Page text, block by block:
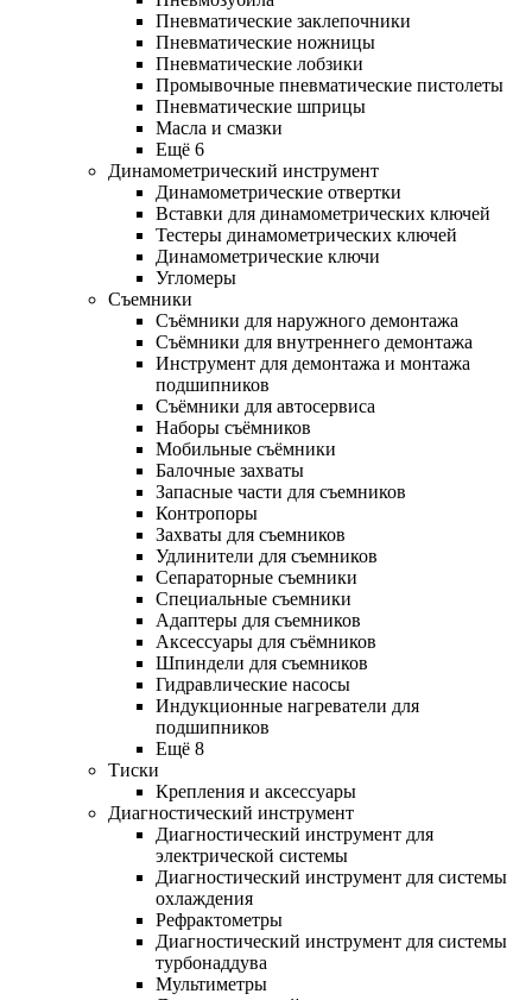
Пневматические заклепочники
Пневматические ножницы
Пневматические лобзики
Промывочные пневматические пистолеты
Пневматические шприцы
Масла и смазки
Ещё 6
Динамометрический инструмент
Динамометрические отвертки
Вставки для динамометрических ключей
Тестеры динамометрических ключей
Динамометрические ключи
Угломеры
Съемники
Съёмники для наружного демонтажа
Съёмники для внутреннего демонтажа
Инструмент для демонтажа и монтажа
подшипников
Съёмники для автосервиса
Наборы съёмников
Мобильные съёмники
Балочные захваты
Запасные части для съемников
Контропоры
Захваты для съемников
Удлинители для съемников
Сепараторные съемники
Специальные съемники
Адаптеры для съемников
Аксессуары для съёмников
Шпиндели для съемников
Гидравлические насосы
Индукционные нагреватели для
подшипников
Ещё 8
Тиски
Крепления и аксессуары
Диагностический инструмент
Диагностический инструмент для
электрической системы
Диагностический инструмент для системы
охлаждения
Рефрактометры
Диагностический инструмент для системы
турбонаддува
Мультиметры